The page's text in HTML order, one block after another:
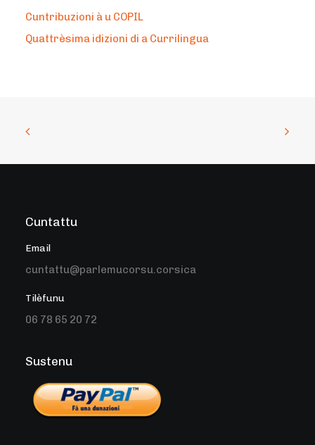
Cuntribuzioni à u COPIL
Quattrèsima idizioni di a Currilingua
Cuntattu
Email
cuntattu@parlemucorsu.corsica
Tilèfunu
06 78 65 20 72
Sustenu